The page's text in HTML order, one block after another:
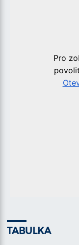
TABULKA